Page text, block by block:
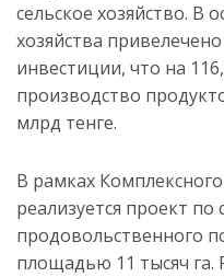
сельское хозяйство. В
хозяйства
инвестиции, что на
производство
млрд тенге.
В рамках
реализуется проект по
продовольственного
площадью 11 тысяч га.